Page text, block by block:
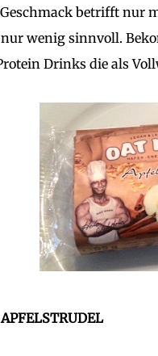
betrifft nur
wenig sinnvoll.
Drinks die als